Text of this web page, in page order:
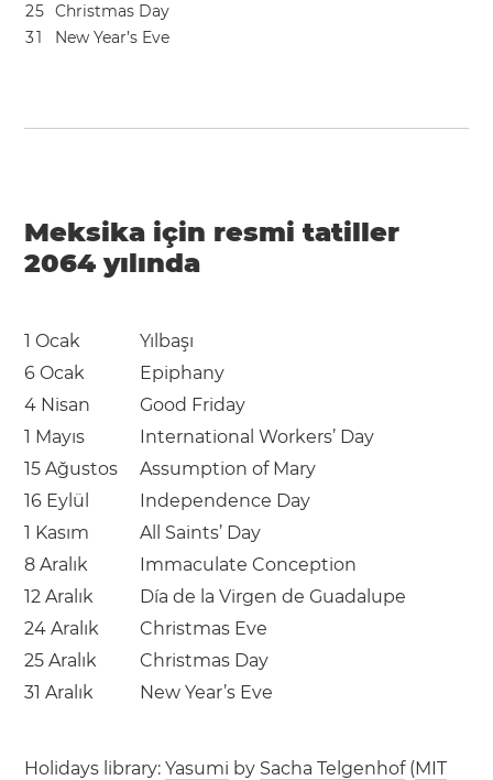
25 Christmas Day
31 New Year’s Eve
Meksika için resmi tatiller
2064 yılında
1 Ocak
Yılbaşı
6 Ocak
Epiphany
4 Nisan
Good Friday
1 Mayıs
International Workers’ Day
15 Ağustos
Assumption of Mary
16 Eylül
Independence Day
1 Kasım
All Saints’ Day
8 Aralık
Immaculate Conception
12 Aralık
Día de la Virgen de Guadalupe
24 Aralık
Christmas Eve
25 Aralık
Christmas Day
31 Aralık
New Year’s Eve
Holidays library:Yasumi by Sacha Telgenhof(MIT